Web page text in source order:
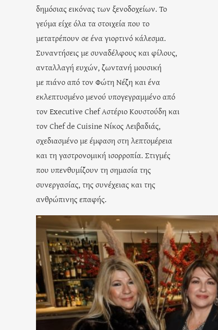
δημόσιας εικόνας των ξενοδοχείων. Το
γεύμα είχε όλα τα στοιχεία που το
μετατρέπουν σε ένα γιορτινό κάλεσμα.
Συναντήσεις με συναδέλφους και φίλους,
ανταλλαγή ευχών, ζωντανή μουσική
με πιάνο από τον Φώτη Νέζη και ένα
εκλεπτυσμένο μενού υπογεγραμμένο από
τον Executive Chef Αστέριο Κουστούδη και
τον Chef de Cuisine Νίκος Λειβαδιάς,
σχεδιασμένο με έμφαση στη λεπτομέρεια
και τη γαστρονομική ισορροπία. Στιγμές
που υπενθυμίζουν τη σημασία της
συνεργασίας, της συνέχειας και της
ανθρώπινης επαφής.